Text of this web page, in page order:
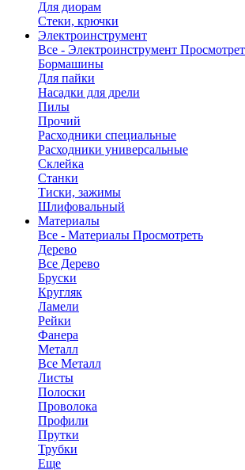
Для диорам
Стеки, крючки
Электроинструмент
Все - Электроинструмент
Бормашины
Для пайки
Насадки для дрели
Пилы
Прочий
Расходники специальные
Расходники универсальные
Склейка
Станки
Тиски, зажимы
Шлифовальный
Материалы
Все - Материалы Просмотреть
Дерево
Все Дерево
Бруски
Кругляк
Ламели
Рейки
Фанера
Металл
Все Металл
Листы
Полоски
Проволока
Профили
Прутки
Трубки
Еще